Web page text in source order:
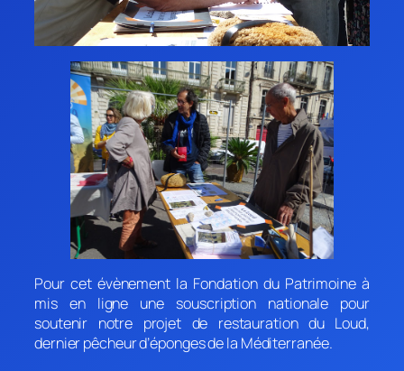
Pour cet évènement la Fondation du Patrimoine à
mis en ligne une souscription nationale pour
soutenir notre projet de restauration du Loud,
dernier pêcheur d’éponges de la Méditerranée.